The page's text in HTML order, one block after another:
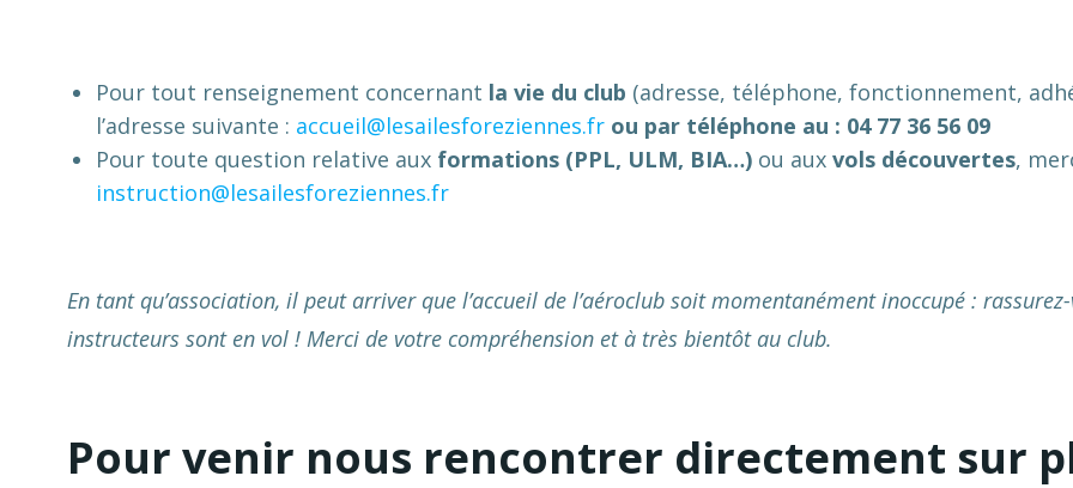
Pour tout renseignement concernant la vie du club (adresse, téléphone, fonctionnement,
l’adresse suivante : accueil@lesailesforeziennes.fr ou par téléphone au : 04 77 36 56 09
Pour toute question relative aux formations (PPL, ULM, BIA…) ou aux vols découvertes,
instruction@lesailesforeziennes.fr
En tant qu’association, il peut arriver que l’accueil de l’aéroclub soit momentanément inoccupé :
instructeurs sont en vol ! Merci de votre compréhension et à très bientôt au club.
Pour venir nous rencontrer directement sur